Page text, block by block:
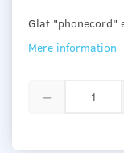
Glat "phonecord"
Mere information